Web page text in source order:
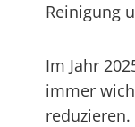
Reinigung
Im Jahr
immer